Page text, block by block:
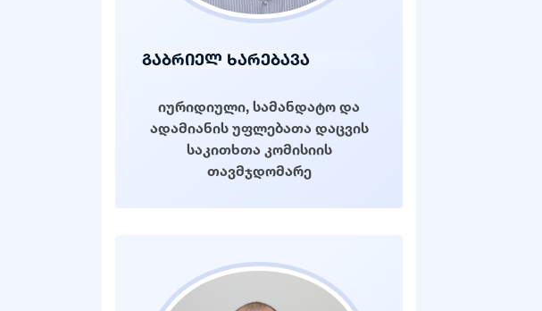
გაბრიელ ხარებავა
იურიდიული, სამანდატო და
ადამიანის უფლებათა დაცვის
საკითხთა კომისიის
თავმჯდომარე